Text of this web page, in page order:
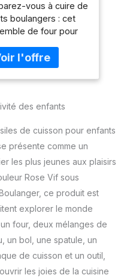
2 mélanges de
tablier,
bol,
fouet, 9
plaque
et outil
vous à cuire de
boulangers : cet
de four pour
à cuire, 2 mélanges
1 poêle à
1 outil de
rose vif, 1 mini
1 mini spatule
1 mini fouet coloré
autocollants en
Votre petit
peut
à cuisiner
friandises
ces 2 mélanges de
de biscuits au
et au sucre rose
mélange de
des enfants
de cuisson pour enfants
présente comme un
les plus jeunes aux plaisirs
Rose Vif sous
ce produit est
explorer le monde
four, deux mélanges de
un bol, une spatule, un
de cuisson et un outil,
les joies de la cuisine